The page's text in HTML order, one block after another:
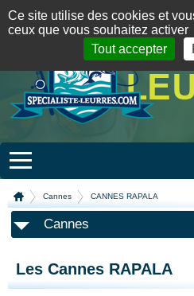
09 72 36 55 01 06 08 07 98 87
Cannes CANNES RAPALA
Cannes
Les Cannes RAPALA
Panneau de gestion des cookies
Ce site utilise des cookies et
ceux que vous souhaitez activer
Tout accepter